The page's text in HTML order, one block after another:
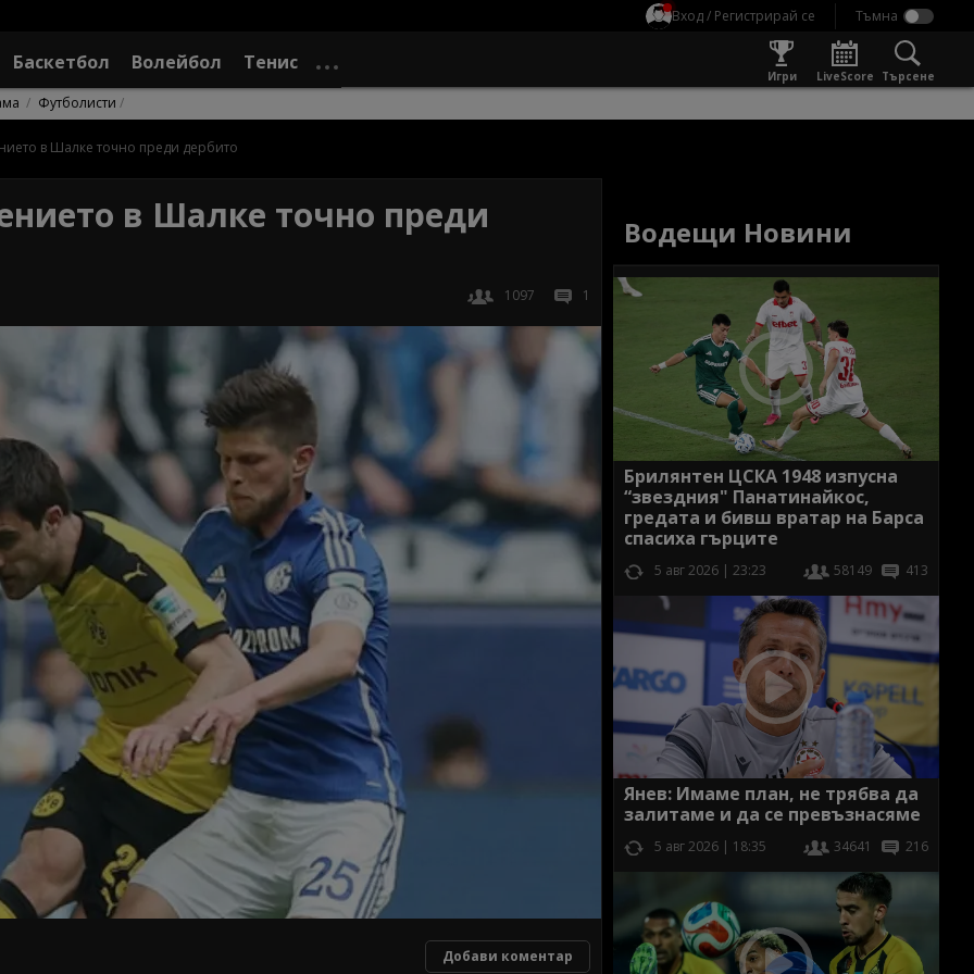
Вход / Регистрирай се
Баскетбол Волейбол Тенис
Игри LiveScore Търсене
Футболисти
в Шалке точно преди дербито
в Шалке точно преди
1097 1
Добави коментар
Водещи Новини
Брилянтен ЦСКА 1948 изпусна
“звездния" Панатинайкос,
гредата и бивш вратар на Барса
спасиха гърците
5 авг 2026 | 23:23 58149 413
Янев: Имаме план, не трябва да
залитаме и да се превъзнасяме
5 авг 2026 | 18:35 34641 216